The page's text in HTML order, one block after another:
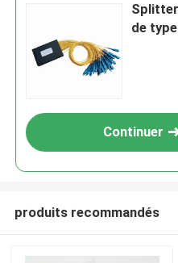
de
Continuer
produits recommandés